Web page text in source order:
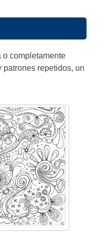
o completamente
repetidos, un